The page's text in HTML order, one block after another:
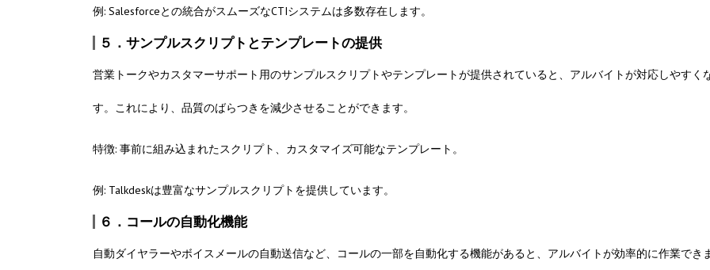
例: Salesforceとの統合がスムーズなCTIシステムは多数存在します。
５．サンプルスクリプトとテンプレートの提供
営業トークやカスタマーサポート用のサンプルスクリプトやテンプレートが提供されていると、アルバイトが対応しやすく
す。これにより、品質のばらつきを減少させることができます。
特徴: 事前に組み込まれたスクリプト、カスタマイズ可能なテンプレート。
例: Talkdeskは豊富なサンプルスクリプトを提供しています。
６．コールの自動化機能
自動ダイヤラーやボイスメールの自動送信など、コールの一部を自動化する機能があると、アルバイトが効率的に作業できま